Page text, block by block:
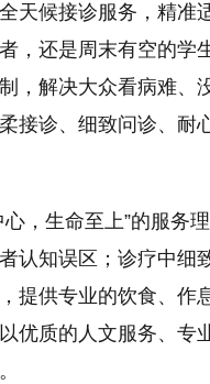
天候接诊服务，精
，还是周末有空的学
，解决大众看病难、
接诊、细致问诊、耐
心，生命至上”的服务
认知误区；诊疗中细
提供专业的饮食、作
优质的人文服务、